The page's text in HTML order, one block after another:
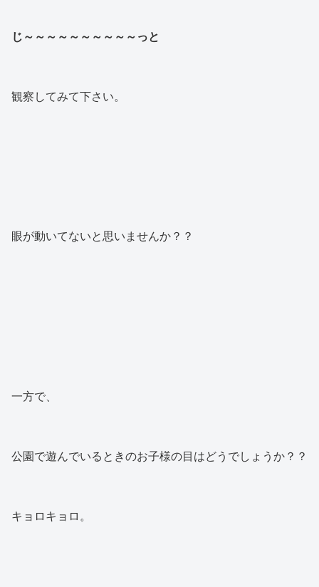
じ～～～～～～～～～～っと
観察してみて下さい。
眼が動いてないと思いませんか？？
一方で、
公園で遊んでいるときのお子様の目はどうでしょうか？？
キョロキョロ。